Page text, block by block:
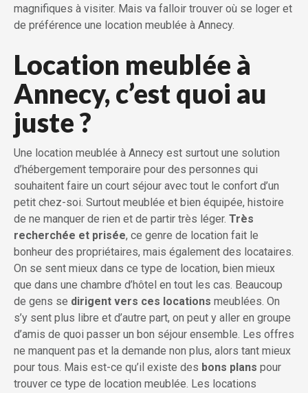
magnifiques à visiter. Mais va falloir trouver où se loger et
de préférence une location meublée à Annecy.
Location meublée à
Annecy, c’est quoi au
juste ?
Une location meublée à Annecy est surtout une solution
d’hébergement temporaire pour des personnes qui
souhaitent faire un court séjour avec tout le confort d’un
petit chez-soi. Surtout meublée et bien équipée, histoire
de ne manquer de rien et de partir très léger. Très
recherchée et prisée, ce genre de location fait le
bonheur des propriétaires, mais également des locataires.
On se sent mieux dans ce type de location, bien mieux
que dans une chambre d’hôtel en tout les cas. Beaucoup
de gens se dirigent vers ces locations meublées. On
s’y sent plus libre et d’autre part, on peut y aller en groupe
d’amis de quoi passer un bon séjour ensemble. Les offres
ne manquent pas et la demande non plus, alors tant mieux
pour tous. Mais est-ce qu’il existe des bons plans pour
trouver ce type de location meublée. Les locations